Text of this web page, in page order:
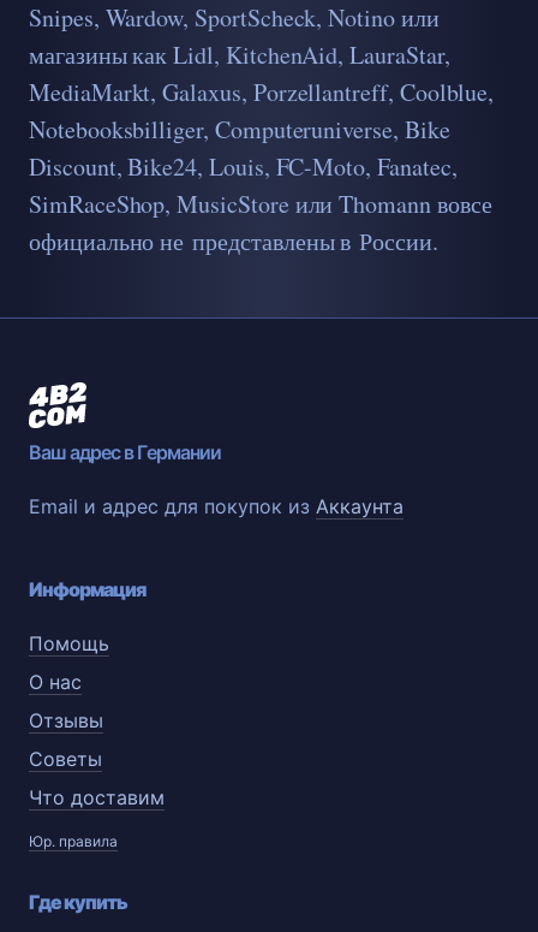
Snipes, Wardow, SportScheck, Notino или
магазины как Lidl, KitchenAid, LauraStar,
MediaMarkt, Galaxus, Porzellantreff, Coolblue,
Notebooksbilliger, Computeruniverse, Bike
Discount, Bike24, Louis, FC-Moto, Fanatec,
SimRaceShop, MusicStore или Thomann вовсе
официально не представлены в России.
Ваш адрес в Германии
Email и адрес для покупок из Аккаунта
Информация
Помощь
О нас
Отзывы
Советы
Что доставим
Юр. правила
Где купить